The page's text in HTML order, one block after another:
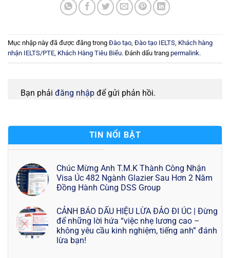
Mục nhập này đã được đăng trong Đào tạo, Đào tạo IELTS, Khách hàng
nhận IELTS/PTE, Khách Hàng Tiêu Biểu. Đánh dấu trang permalink.
Bạn phải đăng nhập để gửi phản hồi.
TIN NỔI BẬT
Chúc Mừng Anh T.M.K Thành Công Nhận
Visa Úc 482 Ngành Glazier Sau Hơn 2 Năm
Đồng Hành Cùng DSS Group
CẢNH BÁO DẤU HIỆU LỪA ĐẢO ĐI ÚC | Đừng
để những lời hứa “việc nhẹ lương cao –
không yêu cầu kinh nghiệm, tiếng anh” đánh
lừa bạn!